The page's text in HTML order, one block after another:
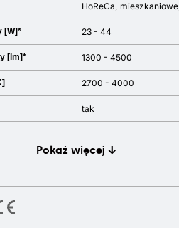
HoReCa mieszkaniowe
[W]* 23 - 44
[lm]* 1300 - 4500
2700 - 4000
tak
Pokaż więcej ↓